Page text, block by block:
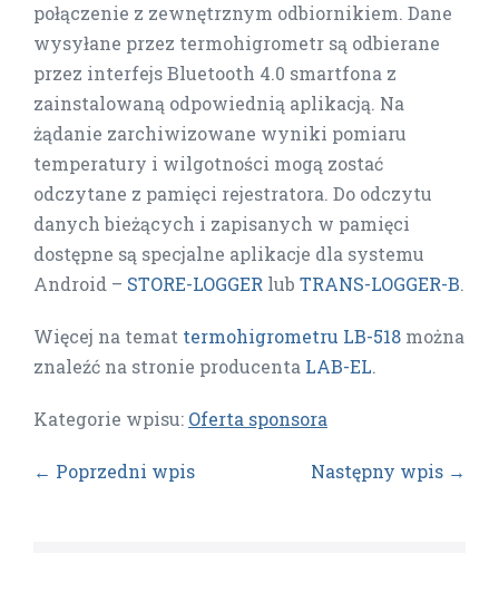
połączenie z zewnętrznym odbiornikiem. Dane
wysyłane przez termohigrometr są odbierane
przez interfejs Bluetooth 4.0 smartfona z
zainstalowaną odpowiednią aplikacją. Na
żądanie zarchiwizowane wyniki pomiaru
temperatury i wilgotności mogą zostać
odczytane z pamięci rejestratora. Do odczytu
danych bieżących i zapisanych w pamięci
dostępne są specjalne aplikacje dla systemu
Android – STORE-LOGGER lub TRANS-LOGGER-B.
Więcej na temat termohigrometru LB-518 można
znaleźć na stronie producenta LAB-EL.
Kategorie wpisu: Oferta sponsora
← Poprzedni wpis Następny wpis →